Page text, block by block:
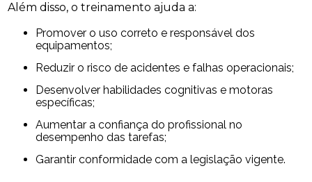
Além disso, o treinamento ajuda a:
Promover o uso correto e responsável dos
equipamentos;
Reduzir o risco de acidentes e falhas operacionais;
Desenvolver habilidades cognitivas e motoras
específicas;
Aumentar a confiança do profissional no
desempenho das tarefas;
Garantir conformidade com a legislação vigente.